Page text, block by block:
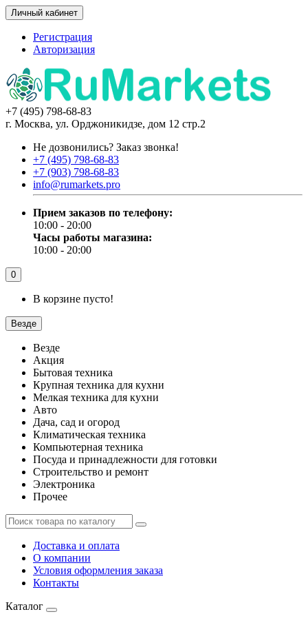
Личный кабинет
Регистрация
Авторизация
+7 (495) 798-68-83
г. Москва, ул. Орджоникидзе, дом 12 стр.2
Не дозвонились? Заказ звонка!
+7 (495) 798-68-83
+7 (903) 798-68-83
info@rumarkets.pro
Прием заказов по телефону:
10:00 - 20:00
Часы работы магазина:
10:00 - 20:00
0
В корзине пусто!
Везде
Везде
Акция
Бытовая техника
Крупная техника для кухни
Мелкая техника для кухни
Авто
Дача, сад и огород
Климатическая техника
Компьютерная техника
Посуда и принадлежности для готовки
Строительство и ремонт
Электроника
Прочее
Доставка и оплата
О компании
Условия оформления заказа
Контакты
Каталог